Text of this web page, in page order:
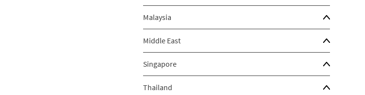
Malaysia
Middle East
Singapore
Thailand